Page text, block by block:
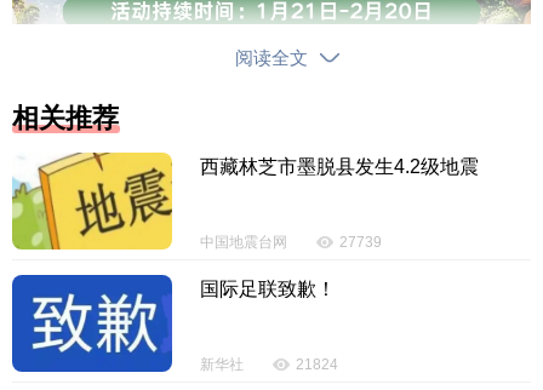
阅读全文
相关推荐
西藏林芝市墨脱县发生4.2级地震
中国地震台网 27739
国际足联致歉！
新华社 21824